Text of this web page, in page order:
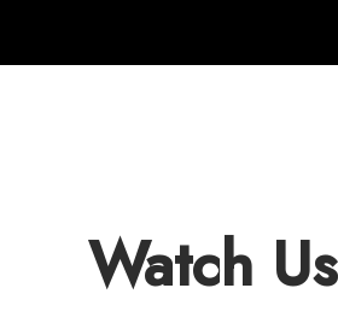
Watch Us